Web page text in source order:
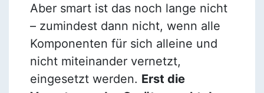
Aber smart ist das noch lange nicht
– zumindest dann nicht, wenn alle
Komponenten für sich alleine und
nicht miteinander vernetzt,
eingesetzt werden. Erst die